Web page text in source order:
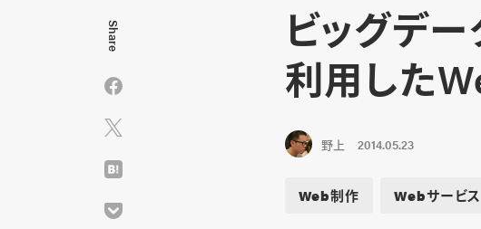
ビッグデ
利用した
野上 2014.05.23
Web制作 Webサービス
Share